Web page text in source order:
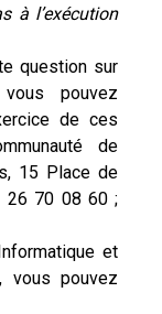
à l’exécution
question sur
pouvez
de ces
de
15 Place de
26 70 08 60 ;
et
vous pouvez